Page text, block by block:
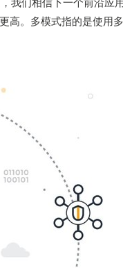
高。多模式指的是使用